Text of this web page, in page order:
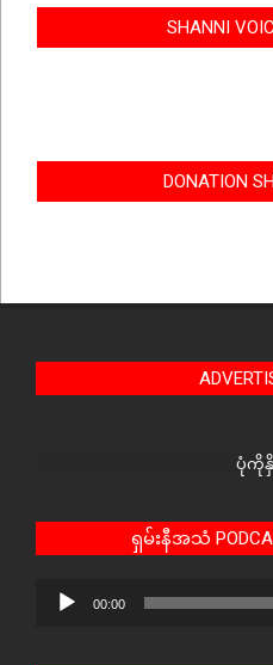
SHANNI
DONATION
ပုံကိုနှိ
ရှမ်းနီအသံ
Audio
00:00